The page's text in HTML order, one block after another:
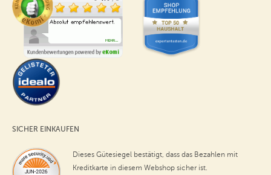
SICHER EINKAUFEN
Dieses Gütesiegel bestätigt, dass das Bezahlen mit
Kreditkarte in diesem Webshop sicher ist.